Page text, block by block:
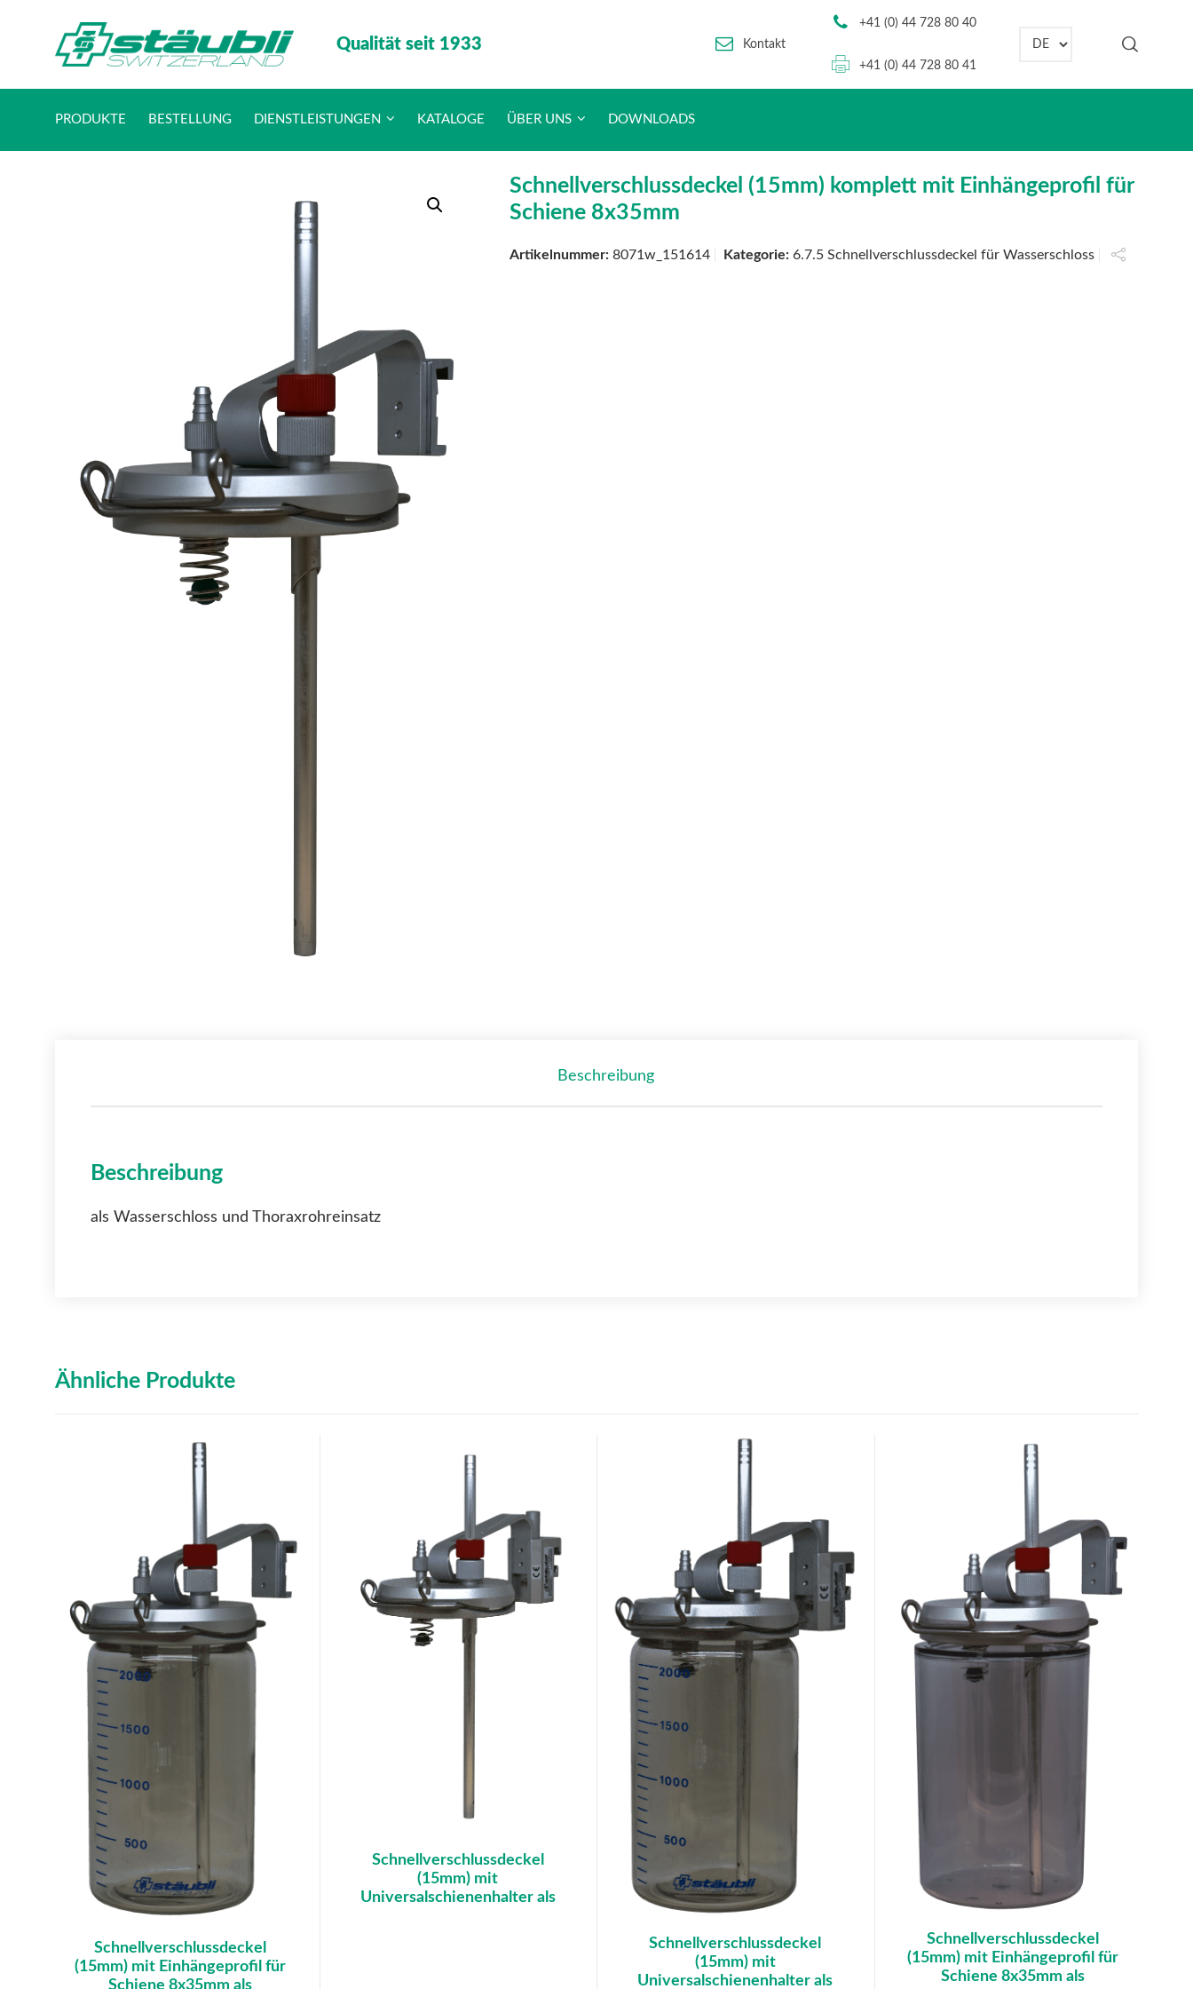
Qualität seit 1933 Kontakt
+41 (0) 44 728 80 40
+41 (0) 44 728 80 41
Sprache auswählen
PRODUKTE BESTELLUNG DIENSTLEISTUNGEN KATALOGE ÜBER UNS DOWNLOADS
Schnellverschlussdeckel (15mm) komplett mit Einhängeprofil für
Schiene 8x35mm
Artikelnummer:8071w_151614 Kategorie:6.7.5 Schnellverschlussdeckel für Wasserschloss
Beschreibung
Beschreibung
als Wasserschloss und Thoraxrohreinsatz
Ähnliche Produkte
Schnellverschlussdeckel
(15mm) mit Einhängeprofil für
Schiene 8x35mm als
Schnellverschlussdeckel
(15mm) mit
Universalschienenhalter als
Schnellverschlussdeckel
(15mm) mit
Universalschienenhalter als
Schnellverschlussdeckel
(15mm) mit Einhängeprofil für
Schiene 8x35mm als